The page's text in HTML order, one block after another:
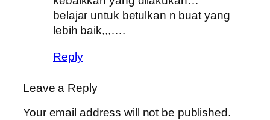
belajar untuk betulkan n buat yang
lebih baik,,,….
Reply
Leave a Reply
Your email address will not be published.